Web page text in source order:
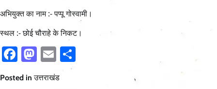
अभियुक्त का नाम :- पप्पू गोस्वामी।
स्थल :- छोई चौराहे के निकट।
Facebook
Mastodon
Email
Posted inउत्तराखंड